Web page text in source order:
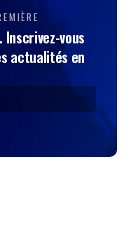
vous
actualités en